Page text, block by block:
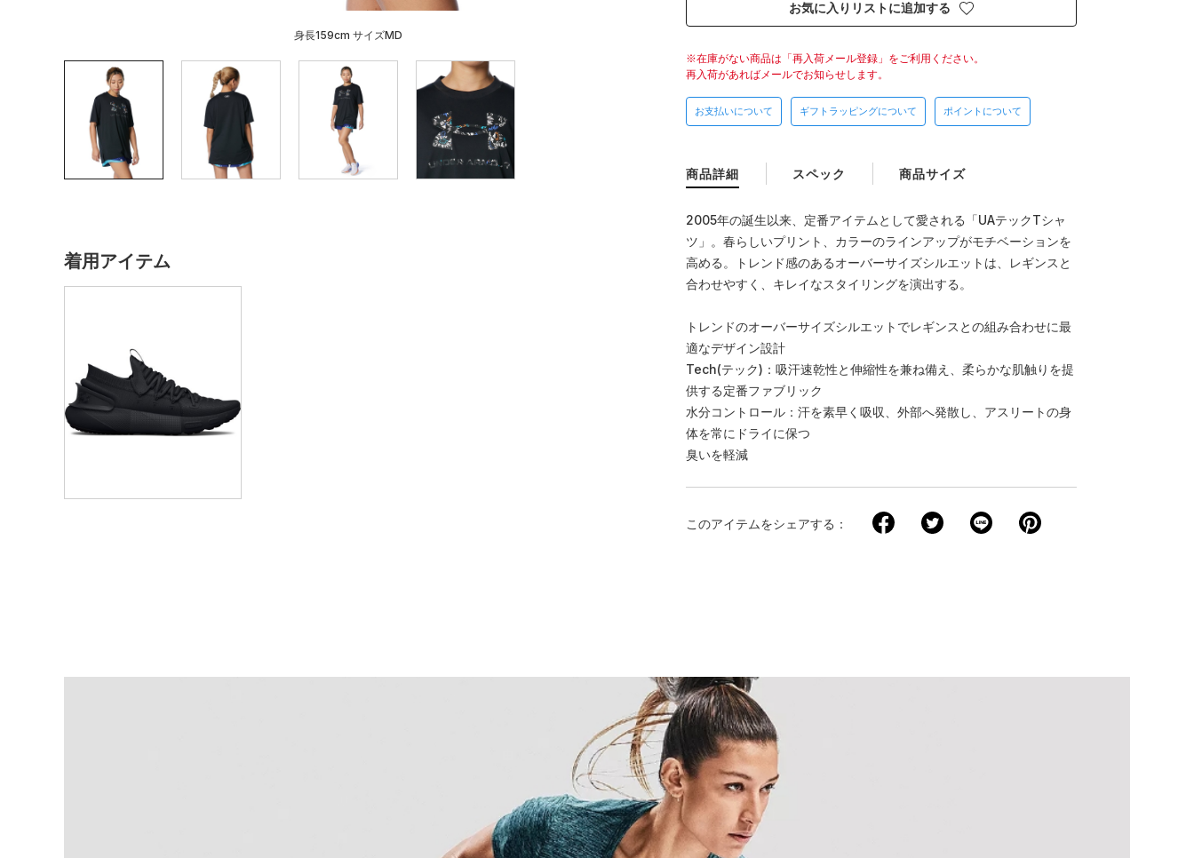
身長159cm サイズMD
着用アイテム
お気に入りリストに追加する
在庫がない商品は「再入荷メール登録」をご利用ください。
再入荷があればメールでお知らせします。
お支払いについて ギフトラッピングについて ポイントについて
商品詳細
2005年の誕生以来、定番アイテムとして愛される「UAテックTシャ
ツ」。春らしいプリント、カラーのラインアップがモチベーションを
高める。トレンド感のあるオーバーサイズシルエットは、レギンスと
合わせやすく、キレイなスタイリングを演出する。
トレンドのオーバーサイズシルエットでレギンスとの組み合わせに最
適なデザイン設計
Tech(テック)：吸汗速乾性と伸縮性を兼ね備え、柔らかな肌触りを提
供する定番ファブリック
水分コントロール：汗を素早く吸収、外部へ発散し、アスリートの身
体を常にドライに保つ
臭いを軽減
スペック 商品サイズ
このアイテムをシェアする